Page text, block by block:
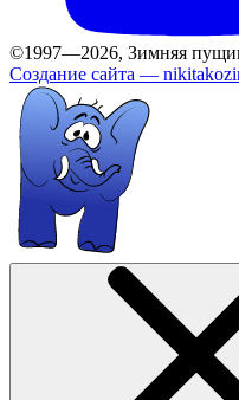
©1997—2026, Зимняя
Создание сайта —